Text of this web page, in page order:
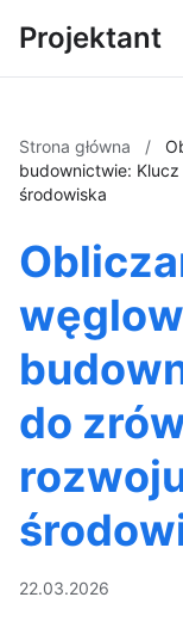
Projektant
Strona główna /
budownictwie:
środowiska
do
22.03.2026